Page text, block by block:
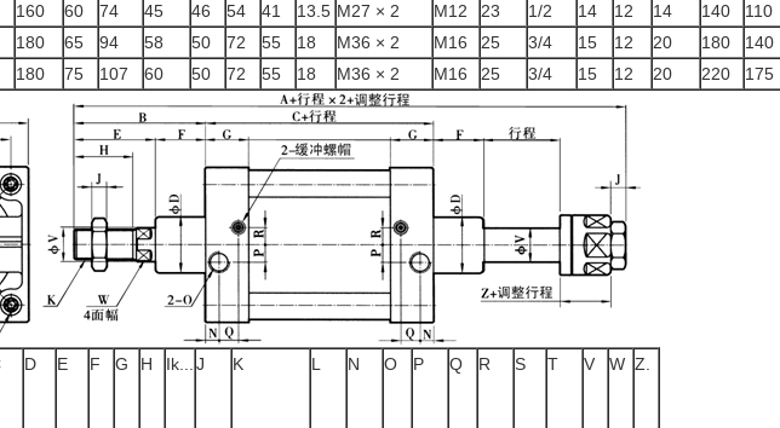
160 60 74 45 46 54 41 13.5 M27 × 2 M12 23 1/2 14 12 14 140 110
180 65 94 58 50 72 55 18 M36 × 2 M16 25 3/4 15 12 20 180 140
180 75 107 60 50 72 55 18 M36 × 2 M16 25 3/4 15 12 20 220 175
D E F G H Ik... J K L N O P Q R S T V W Z.